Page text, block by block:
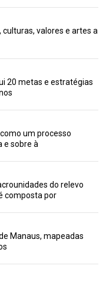
valores e artes a
20 metas e estratégias
um processo
e sobre à
do relevo
composta por
Manaus, mapeadas